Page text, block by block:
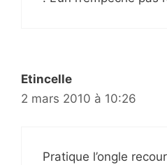
Etincelle
2 mars 2010 à 10:26
Pratique l’ongle